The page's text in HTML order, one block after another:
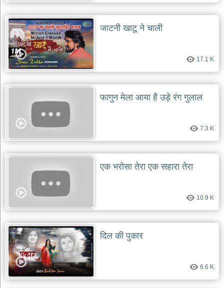
जाटनी खाटू ने चाली
17.1 K
फागुन मेला आया है उड़े रंग गुलाल
7.3 K
एक भरोसा तेरा एक सहारा तेरा
10.9 K
दिल की पुकार
6.6 K